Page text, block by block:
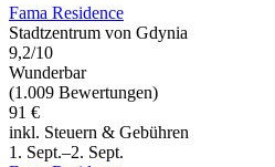
Fama Residence
Stadtzentrum von Gdynia
9,2/10
Wunderbar
(1.009 Bewertungen)
91 €
inkl. Steuern & Gebühren
1. Sept.–2. Sept.